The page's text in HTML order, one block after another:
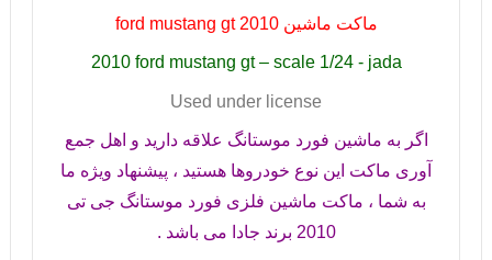
ماکت ماشینford mustang gt 2010
2010 ford mustang gt – scale 1/24 - jada
Used under license
اگر به ماشین فورد موستانگ علاقه دارید و اهل جمع
آوری ماکت این نوع خودروها هستید ، پیشنهاد ویژه ما
به شما ، ماکت ماشین فلزی فورد موستانگ جی تی
2010 برند جادا می باشد .